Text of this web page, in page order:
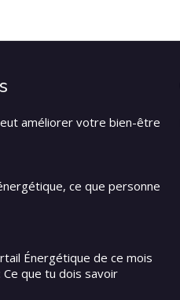
améliorer votre bien-être
ce que personne
Énergétique de ce mois
que tu dois savoir